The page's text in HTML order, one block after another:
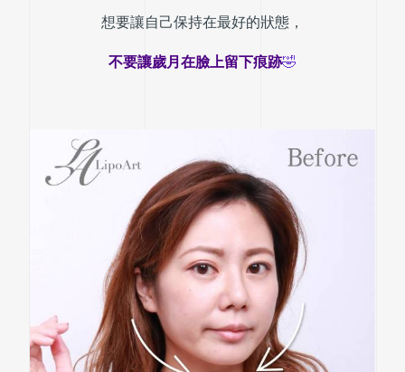
想要讓自己保持在最好的狀態，
不要讓歲月在臉上留下痕跡🤣